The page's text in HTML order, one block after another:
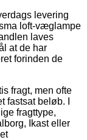
levering
loft-væglampe
laves
at de har
forinden de
fragt, men ofte
fastsat beløb. I
fragttype,
Ikast eller